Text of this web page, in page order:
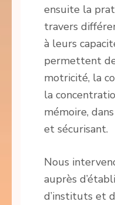
ensuite la
travers
à leurs
permettent
motricité, la
la
mémoire,
et sécurisant.
Nous
auprès
d’instituts et